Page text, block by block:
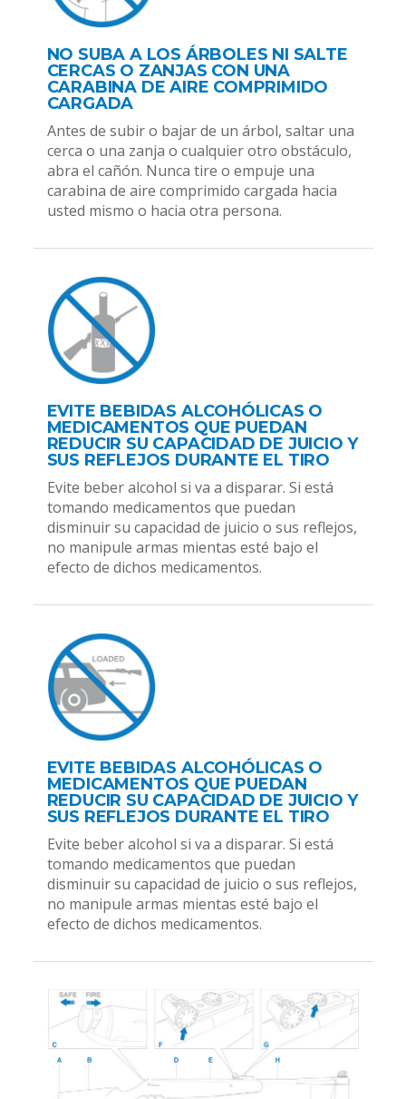
NO SUBA A LOS ÁRBOLES NI SALTE
CERCAS O ZANJAS CON UNA
CARABINA DE AIRE COMPRIMIDO
CARGADA
Antes de subir o bajar de un árbol, saltar una
cerca o una zanja o cualquier otro obstáculo,
abra el cañón. Nunca tire o empuje una
carabina de aire comprimido cargada hacia
usted mismo o hacia otra persona.
EVITE BEBIDAS ALCOHÓLICAS O
MEDICAMENTOS QUE PUEDAN
REDUCIR SU CAPACIDAD DE JUICIO Y
SUS REFLEJOS DURANTE EL TIRO
Evite beber alcohol si va a disparar. Si está
tomando medicamentos que puedan
disminuir su capacidad de juicio o sus reflejos,
no manipule armas mientas esté bajo el
efecto de dichos medicamentos.
EVITE BEBIDAS ALCOHÓLICAS O
MEDICAMENTOS QUE PUEDAN
REDUCIR SU CAPACIDAD DE JUICIO Y
SUS REFLEJOS DURANTE EL TIRO
Evite beber alcohol si va a disparar. Si está
tomando medicamentos que puedan
disminuir su capacidad de juicio o sus reflejos,
no manipule armas mientas esté bajo el
efecto de dichos medicamentos.